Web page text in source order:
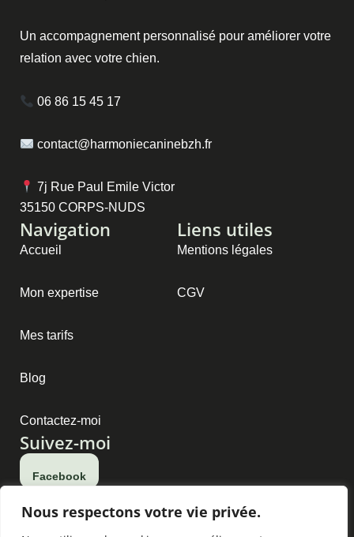
Nous respectons votre vie privée.
Un accompagnement personnalisé pour améliorer votre
relation avec votre chien.
06 86 15 45 17
contact@harmoniecaninebzh.fr
7j Rue Paul Emile Victor
35150 CORPS-NUDS
Navigation
Accueil
Mon expertise
Mes tarifs
Blog
Contactez-moi
Liens utiles
Mentions légales
CGV
Suivez-moi
Facebook
Instagram